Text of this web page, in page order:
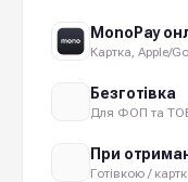
MonoPay
Картка, Apple/
Безготівка
Для ФОП та
При
Готівкою /